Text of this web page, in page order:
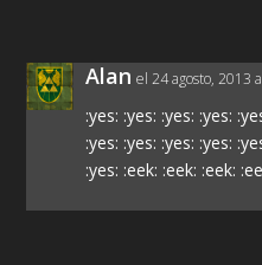
Alan el 24 agosto, 2013
:yes: :yes: :yes: :yes:
:yes: :yes: :yes: :yes:
:yes: :eek: :eek: :eek: